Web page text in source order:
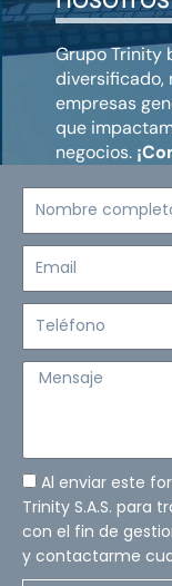
Grupo Trinity
diversificado,
empresas
que
negocios.
Mensaje
Al enviar este
Trinity S.A.S. para
con el fin de
y contactarme